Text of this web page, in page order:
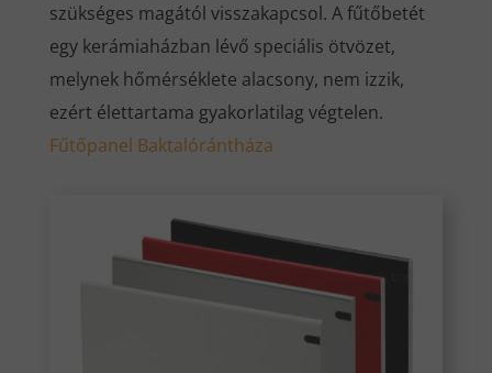
szükséges magától visszakapcsol. A fűtőbetét
egy kerámiaházban lévő speciális ötvözet,
melynek hőmérséklete alacsony, nem izzik,
ezért élettartama gyakorlatilag végtelen.
Fűtőpanel Baktalórántháza